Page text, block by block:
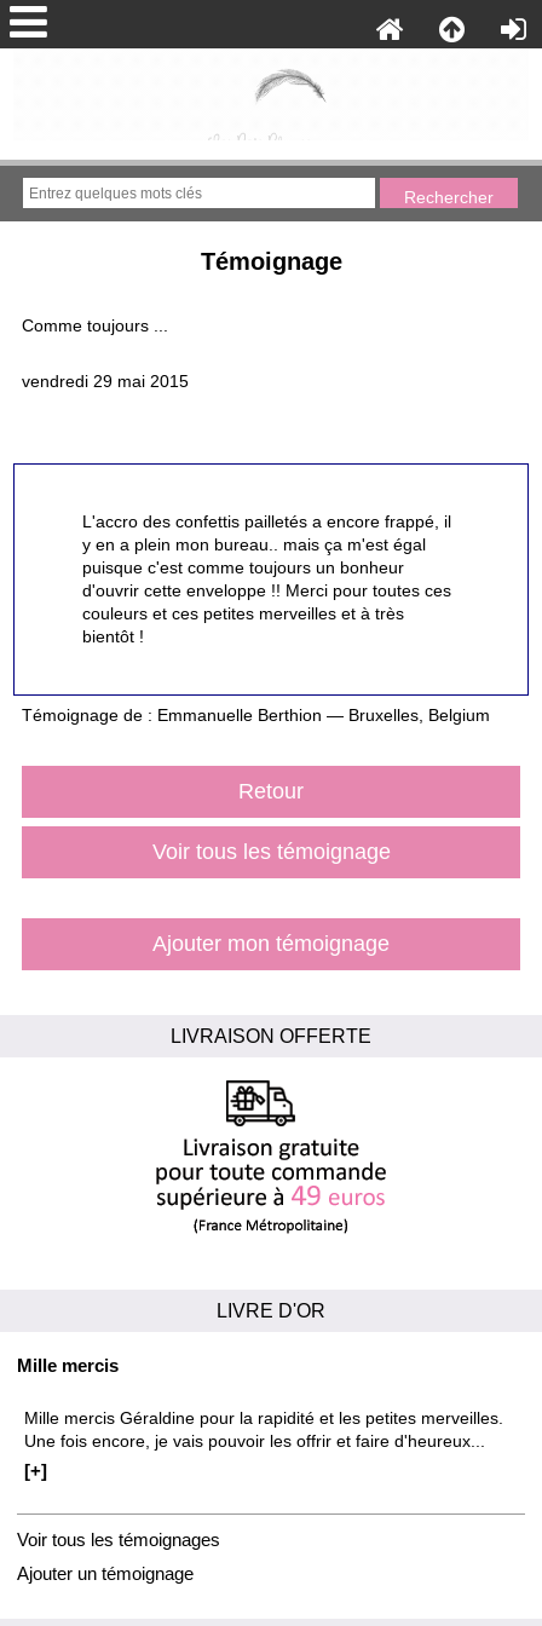
Témoignage
Comme toujours ...
vendredi 29 mai 2015
L'accro des confettis pailletés a encore frappé, il
y en a plein mon bureau.. mais ça m'est égal
puisque c'est comme toujours un bonheur
d'ouvrir cette enveloppe !! Merci pour toutes ces
couleurs et ces petites merveilles et à très
bientôt !
Témoignage de : Emmanuelle Berthion — Bruxelles, Belgium
Retour
Voir tous les témoignage
Ajouter mon témoignage
LIVRAISON OFFERTE
LIVRE D'OR
Mille mercis
Mille mercis Géraldine pour la rapidité et les petites merveilles.
Une fois encore, je vais pouvoir les offrir et faire d'heureux...
[+]
Voir tous les témoignages
Ajouter un témoignage